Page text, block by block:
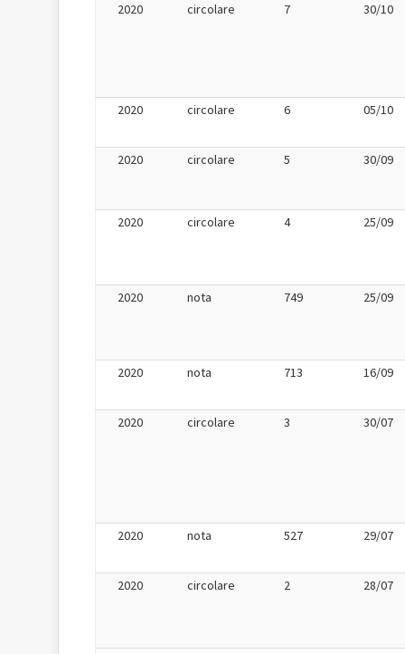
2020 circolare 7 30/10
2020 circolare 6 05/10
2020 circolare 5 30/09
2020 circolare 4 25/09
2020 nota 749 25/09
2020 nota 713 16/09
2020 circolare 3 30/07
2020 nota 527 29/07
2020 circolare 2 28/07